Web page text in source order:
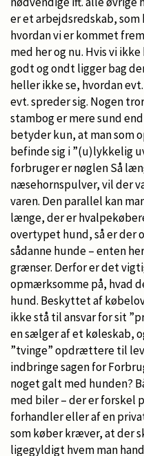
er et arbejdsredskab,
hvordan vi er kommet
med her og nu. Hvis vi
godt og ondt ligger bag
heller ikke se, hvordan
evt. spreder sig. Nogen
stambog er mere sund
betyder kun, at man
befinde sig i ”(u)lykkelig
forbruger er nøglen Så
næsehornspulver, vil der
varen. Den parallel kan
længe, der er
overtypet hund, så er der
sådanne hunde – enten
grænser. Derfor er det
opmærksomme på, hvad
hund. Beskyttet af
ikke stå til ansvar for sit
en sælger af et køleskab,
”tvinge” opdrættere til
indbringe sagen for
noget galt med hunden?
med biler – der er forskel
forhandler eller af en
som køber kræver, at der
ligegyldigt hvem man